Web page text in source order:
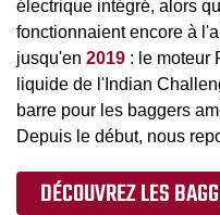
électrique intégré, alors
fonctionnaient encore à
jusqu'en 2019 : le moteur
liquide de l'Indian
barre pour les baggers
Depuis le début, nous
DÉCOUVREZ LES